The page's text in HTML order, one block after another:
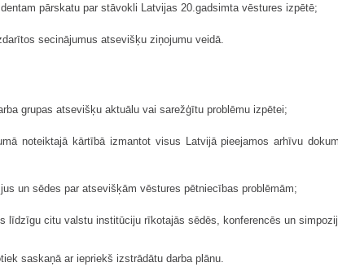
pārskatu par stāvokli Latvijas 20.gadsimta vēstures izpētē;
secinājumus atsevišķu ziņojumu veidā.
grupas atsevišķu aktuālu vai sarežģītu problēmu izpētei;
noteiktajā kārtībā izmantot visus Latvijā pieejamos arhīvu
un sēdes par atsevišķām vēstures pētniecības problēmām;
līdzīgu citu valstu institūciju rīkotajās sēdēs, konferencēs un
saskaņā ar iepriekš izstrādātu darba plānu.